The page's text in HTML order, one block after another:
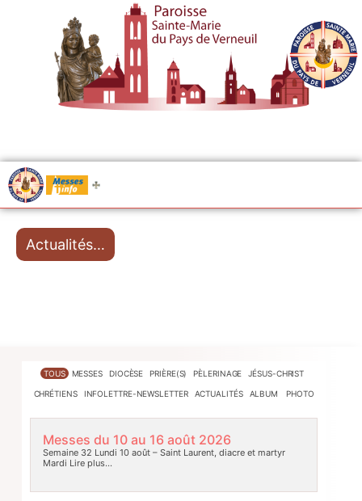
Messes
Actualités…
TOUS MESSES DIOCÈSE PRIÈRE(S) PÈLERINAGE JÉSUS-CHRIST
CHRÉTIENS INFOLETTRE-NEWSLETTER ACTUALITÉS ALBUM PHOTO
Messes du 10 au 16 août 2026
Semaine 32 Lundi 10 août – Saint Laurent, diacre et martyr
Mardi Lire plus…